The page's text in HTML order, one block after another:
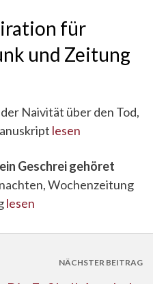
für
und Zeitung
Naivität über den Tod,
lesen
Geschrei gehöret
Wochenzeitung
lesen
NÄCHSTER BEITRAG